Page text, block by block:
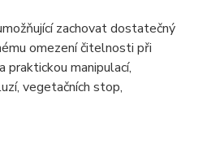
zachovat dostatečný
omezení čitelnosti při
manipulací,
vegetačních stop,